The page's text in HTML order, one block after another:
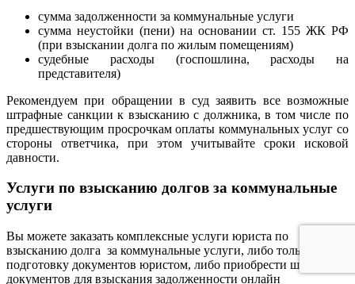
сумма задолженности за коммунальные услуги
сумма неустойки (пени) на основании ст. 155 ЖК РФ
(при взыскании долга по жилым помещениям)
судебные расходы (госпошлина, расходы на
представителя)
Рекомендуем при обращении в суд заявить все возможные
штрафные санкции к взысканию с должника, в том числе по
предшествующим просрочкам оплаты коммунальных услуг со
стороны ответчика, при этом учитывайте сроки исковой
давности.
Услуги по взысканию долгов за коммунальные
услуги
Вы можете заказать комплексные услуги юриста по
взысканию долга за коммунальные услуги, либо только
подготовку документов юристом, либо приобрести шаблоны
документов для взыскания задолженности онлайн